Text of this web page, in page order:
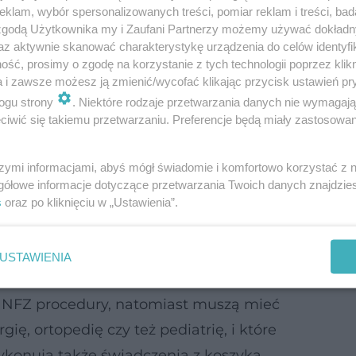
odc. 1 Wymiana ekspandera na
trudna sytuacja finansowa NFZ "skutkowała
pogorszeniem dostępności do
sygnały o nierozliczonych świadczeniach
problem dotyczy szpitali powiatowych.
one oddziałów
procedury, natomiast muszą mieć
ortopedię czy też pediatrię, i które
wybór spersonalizowanych treści, pomiar reklam i treści,
Użytkownika my i Zaufani Partnerzy możemy używać
aktywnie skanować charakterystykę urządzenia do celów
prosimy o zgodę na korzystanie z tych technologii poprzez
i zawsze możesz ją zmienić/wycofać klikając przycisk ustawień
strony
. Niektóre rodzaje przetwarzania danych nie
się takiemu przetwarzaniu. Preferencje będą miały
informacjami, abyś mógł świadomie i komfortowo korzystać z
informacje dotyczące przetwarzania Twoich danych
oraz po kliknięciu w „Ustawienia”.
USTAWIENIA